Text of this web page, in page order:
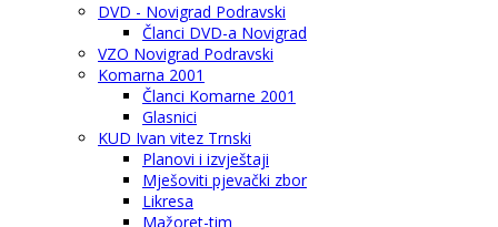
DVD - Novigrad Podravski
Članci DVD-a Novigrad
VZO Novigrad Podravski
Komarna 2001
Članci Komarne 2001
Glasnici
KUD Ivan vitez Trnski
Planovi i izvještaji
Mješoviti pjevački zbor
Likresa
Mažoret-tim